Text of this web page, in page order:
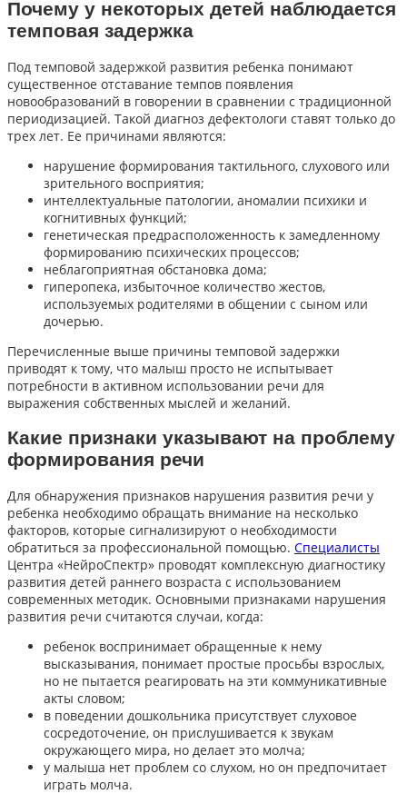
Почему у некоторых детей наблюдается
темповая задержка
Под темповой задержкой развития ребенка понимают
существенное отставание темпов появления
новообразований в говорении в сравнении с традиционной
периодизацией. Такой диагноз дефектологи ставят только до
трех лет. Ее причинами являются:
нарушение формирования тактильного, слухового или
зрительного восприятия;
интеллектуальные патологии, аномалии психики и
когнитивных функций;
генетическая предрасположенность к замедленному
формированию психических процессов;
неблагоприятная обстановка дома;
гиперопека, избыточное количество жестов,
используемых родителями в общении с сыном или
дочерью.
Перечисленные выше причины темповой задержки
приводят к тому, что малыш просто не испытывает
потребности в активном использовании речи для
выражения собственных мыслей и желаний.
Какие признаки указывают на проблему
формирования речи
Для обнаружения признаков нарушения развития речи у
ребенка необходимо обращать внимание на несколько
факторов, которые сигнализируют о необходимости
обратиться за профессиональной помощью. Специалисты
Центра «НейроСпектр» проводят комплексную диагностику
развития детей раннего возраста с использованием
современных методик. Основными признаками нарушения
развития речи считаются случаи, когда:
ребенок воспринимает обращенные к нему
высказывания, понимает простые просьбы взрослых,
но не пытается реагировать на эти коммуникативные
акты словом;
в поведении дошкольника присутствует слуховое
сосредоточение, он прислушивается к звукам
окружающего мира, но делает это молча;
у малыша нет проблем со слухом, но он предпочитает
играть молча.